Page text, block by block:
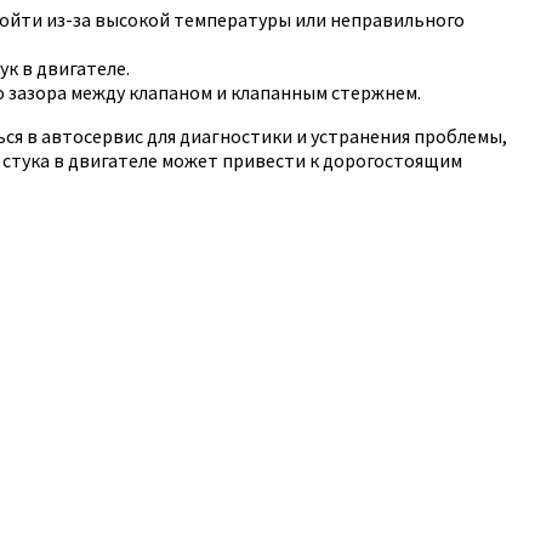
из-за высокой температуры или неправильного
в двигателе.
между клапаном и клапанным стержнем.
в автосервис для диагностики и устранения проблемы,
в двигателе может привести к дорогостоящим